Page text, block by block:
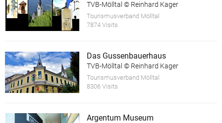
TVB-Mölltal © Reinhard Kager
Tourismusverband Mölltal
7874 Visits
Das Gussenbauerhaus
TVB-Mölltal © Reinhard Kager
Tourismusverband Mölltal
8306 Visits
Argentum Museum